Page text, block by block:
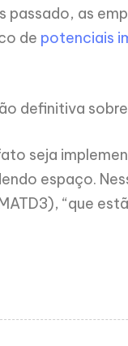
passado, as
de potenciais
definitiva sobre
seja
espaço.
“que